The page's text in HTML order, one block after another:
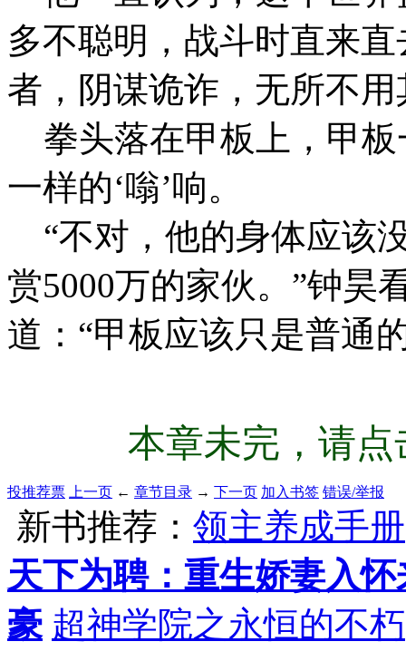
多不聪明，战斗时直来
者，阴谋诡诈，无所不用
拳头落在甲板上，甲板
一样的‘嗡’响。
“不对，他的身体应该
赏5000万的家伙。”钟昊
道：“甲板应该只是普通
本章未完，请
投推荐票 上一页 ← 章节目录 → 下一页 加入书签 错误/举报
新书推荐： 领主养成手册
天下为聘：重生娇妻入怀
豪 超神学院之永恒的不朽